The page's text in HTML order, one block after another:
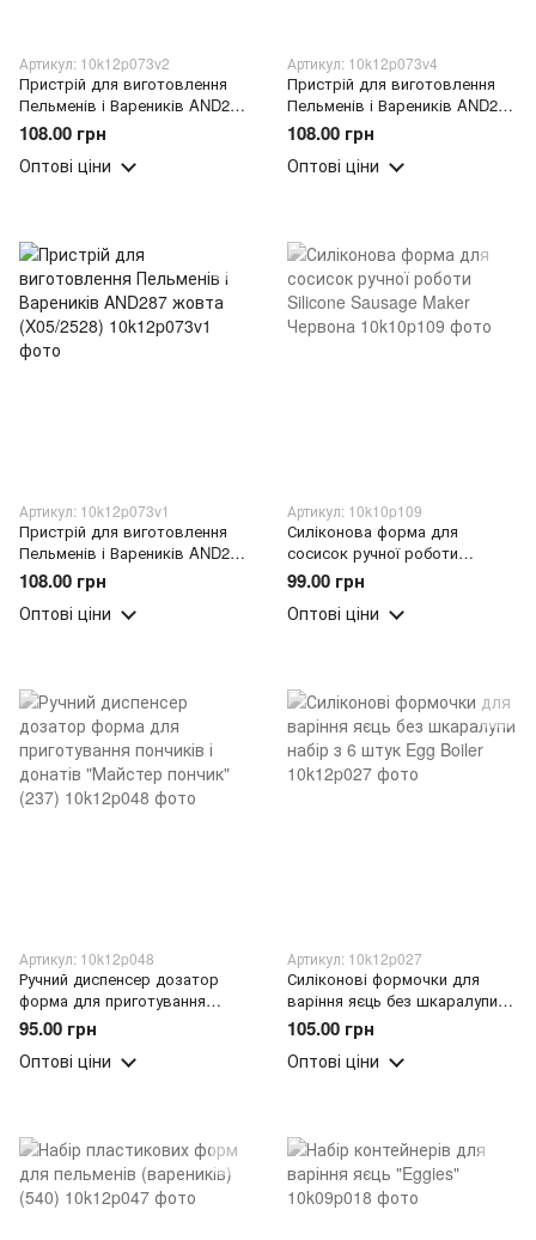
Артикул: 10k12p073v2
Пристрій для виготовлення
Пельменів і Вареників AND287
зелена (X05/2528)
108.00 грн
Оптові ціни
Артикул: 10k12p073v4
Пристрій для виготовлення
Пельменів і Вареників AND287
синя (X05/2528)
108.00 грн
Оптові ціни
Артикул: 10k12p073v1
Пристрій для виготовлення
Пельменів і Вареників AND287
жовта (X05/2528)
108.00 грн
Оптові ціни
Артикул: 10k10p109
Силіконова форма для
сосисок ручної роботи
Silicone Sausage Maker
Червона
99.00 грн
Оптові ціни
Артикул: 10k12p048
Ручний диспенсер дозатор
форма для приготування
пончиків і донатів "Майстер
пончик" (237)
95.00 грн
Оптові ціни
Артикул: 10k12p027
Силіконові формочки для
варіння яєць без шкаралупи
набір з 6 штук Egg Boiler
105.00 грн
Оптові ціни